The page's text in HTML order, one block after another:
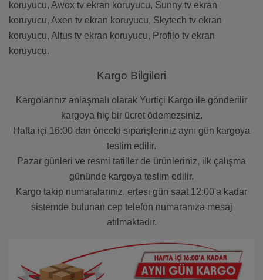
koruyucu, Awox tv ekran koruyucu, Sunny tv ekran
koruyucu, Axen tv ekran koruyucu, Skytech tv ekran
koruyucu, Altus tv ekran koruyucu, Profilo tv ekran
koruyucu.
Kargo Bilgileri
Kargolarınız anlaşmalı olarak Yurtiçi Kargo ile gönderilir
kargoya hiç bir ücret ödemezsiniz.
Hafta içi 16:00 dan önceki siparişleriniz aynı gün kargoya
teslim edilir.
Pazar günleri ve resmi tatiller de ürünleriniz, ilk çalışma
gününde kargoya teslim edilir.
Kargo takip numaralarınız, ertesi gün saat 12:00'a kadar
sistemde bulunan cep telefon numaranıza mesaj
atılmaktadır.